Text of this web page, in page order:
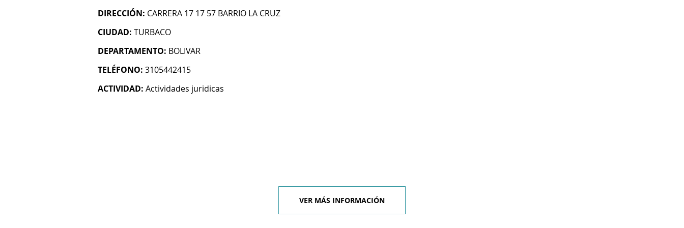
DIRECCIÓN: CARRERA 17 17 57 BARRIO LA CRUZ
CIUDAD: TURBACO
DEPARTAMENTO: BOLIVAR
TELÉFONO: 3105442415
ACTIVIDAD: Actividades juridicas
VER MÁS INFORMACIÓN